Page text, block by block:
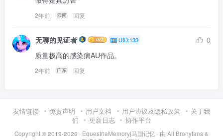
2年前 云南 回复
无聊的见证者 UID:133
0
质量极高的感染病AU作品。
2年前 广东 回复
友情链接 免责声明 用户文档 用户协议及隐私政策
关于我
们
更新日志 协作平台
Copyright © 2019-2026 · EquestriaMemory|马国记忆 · 由 All Bronyfans &